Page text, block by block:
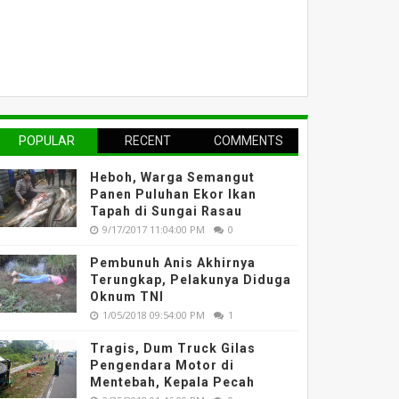
POPULAR RECENT COMMENTS
Heboh, Warga Semangut
Panen Puluhan Ekor Ikan
Tapah di Sungai Rasau
9/17/2017 11:04:00 PM 0
Pembunuh Anis Akhirnya
Terungkap, Pelakunya Diduga
Oknum TNI
1/05/2018 09:54:00 PM 1
Tragis, Dum Truck Gilas
Pengendara Motor di
Mentebah, Kepala Pecah